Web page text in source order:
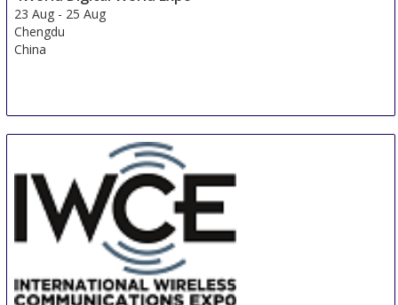
23 Aug - 25 Aug
Chengdu
China